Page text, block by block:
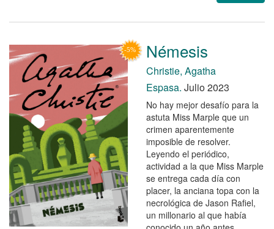
Némesis
Christie, Agatha
Espasa. Julio 2023
No hay mejor desafío para la
astuta Miss Marple que un
crimen aparentemente
imposible de resolver.
Leyendo el periódico,
actividad a la que Miss Marple
se entrega cada día con
placer, la anciana topa con la
necrológica de Jason Rafiel,
un millonario al que había